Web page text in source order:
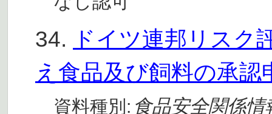
34.
ドイツ連邦リスク
え食品及び飼料の承
資料種別: 食品安全関係情